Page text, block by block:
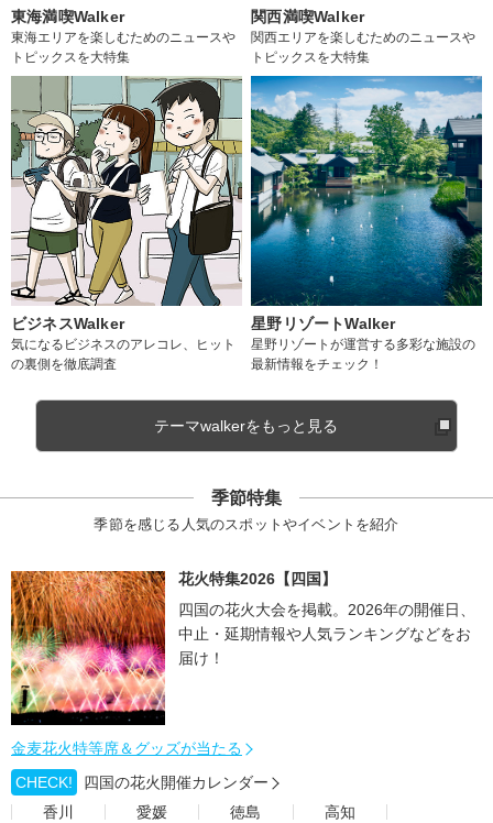
東海満喫Walker
東海エリアを楽しむためのニュースや
トピックスを大特集
関西満喫Walker
関西エリアを楽しむためのニュースや
トピックスを大特集
ビジネスWalker
気になるビジネスのアレコレ、ヒット
の裏側を徹底調査
星野リゾートWalker
星野リゾートが運営する多彩な施設の
最新情報をチェック！
テーマwalkerをもっと見る
季節特集
季節を感じる人気のスポットやイベントを紹介
花火特集2026【四国】
四国の花火大会を掲載。2026年の開催日、
中止・延期情報や人気ランキングなどをお
届け！
金麦花火特等席＆グッズが当たる
CHECK!
四国の花火開催カレンダー
香川
愛媛 徳島 高知